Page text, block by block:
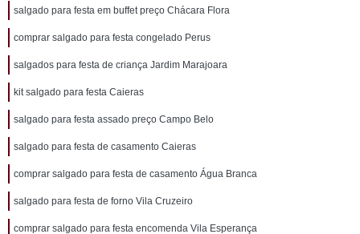
salgado para festa em buffet preço Chácara Flora
comprar salgado para festa congelado Perus
salgados para festa de criança Jardim Marajoara
kit salgado para festa Caieras
salgado para festa assado preço Campo Belo
salgado para festa de casamento Caieras
comprar salgado para festa de casamento Água Branca
salgado para festa de forno Vila Cruzeiro
comprar salgado para festa encomenda Vila Esperança